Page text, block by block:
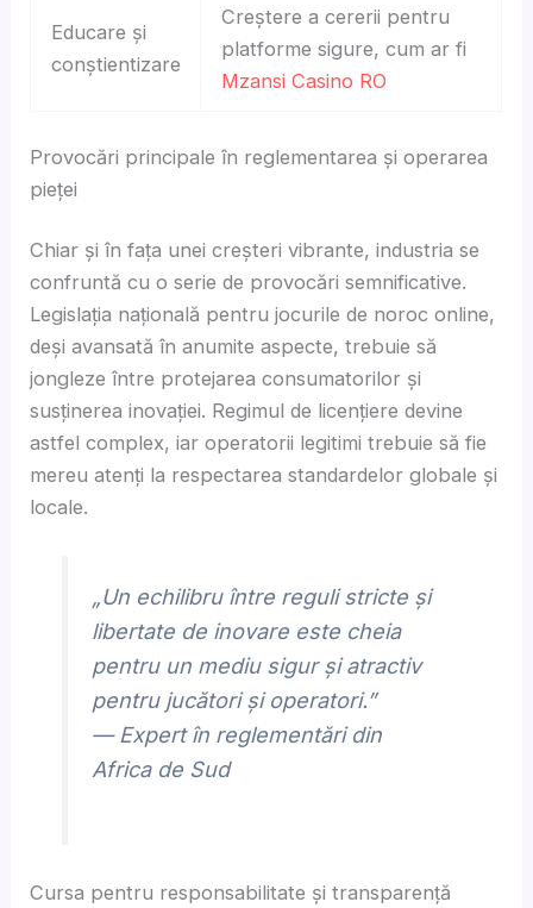
Educare și
conștientizare
Creștere a cererii pentru
platforme sigure, cum ar fi
Mzansi Casino RO
Provocări principale în reglementarea și operarea
pieței
Chiar și în fața unei creșteri vibrante, industria se
confruntă cu o serie de provocări semnificative.
Legislația națională pentru jocurile de noroc online,
deși avansată în anumite aspecte, trebuie să
jongleze între protejarea consumatorilor și
susținerea inovației. Regimul de licențiere devine
astfel complex, iar operatorii legitimi trebuie să fie
mereu atenți la respectarea standardelor globale și
locale.
„Un echilibru între reguli stricte și
libertate de inovare este cheia
pentru un mediu sigur și atractiv
pentru jucători și operatori.”
— Expert în reglementări din
Africa de Sud
Cursa pentru responsabilitate și transparență